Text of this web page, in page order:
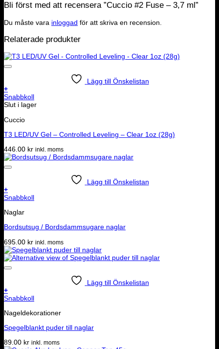
Bli först med att recensera ”Cuccio #2 Fuse – 3,7 ml”
Du måste vara inloggad för att skriva en recension.
Relaterade produkter
Lägg till Önskelistan
+
Snabbkoll
Slut i lager
Cuccio
T3 LED/UV Gel – Controlled Leveling – Clear 1oz (28g)
446.00 kr inkl. moms
Lägg till Önskelistan
+
Snabbkoll
Naglar
Bordsutsug / Bordsdammsugare naglar
695.00 kr inkl. moms
Lägg till Önskelistan
+
Snabbkoll
Nageldekorationer
Spegelblankt puder till naglar
89.00 kr inkl. moms